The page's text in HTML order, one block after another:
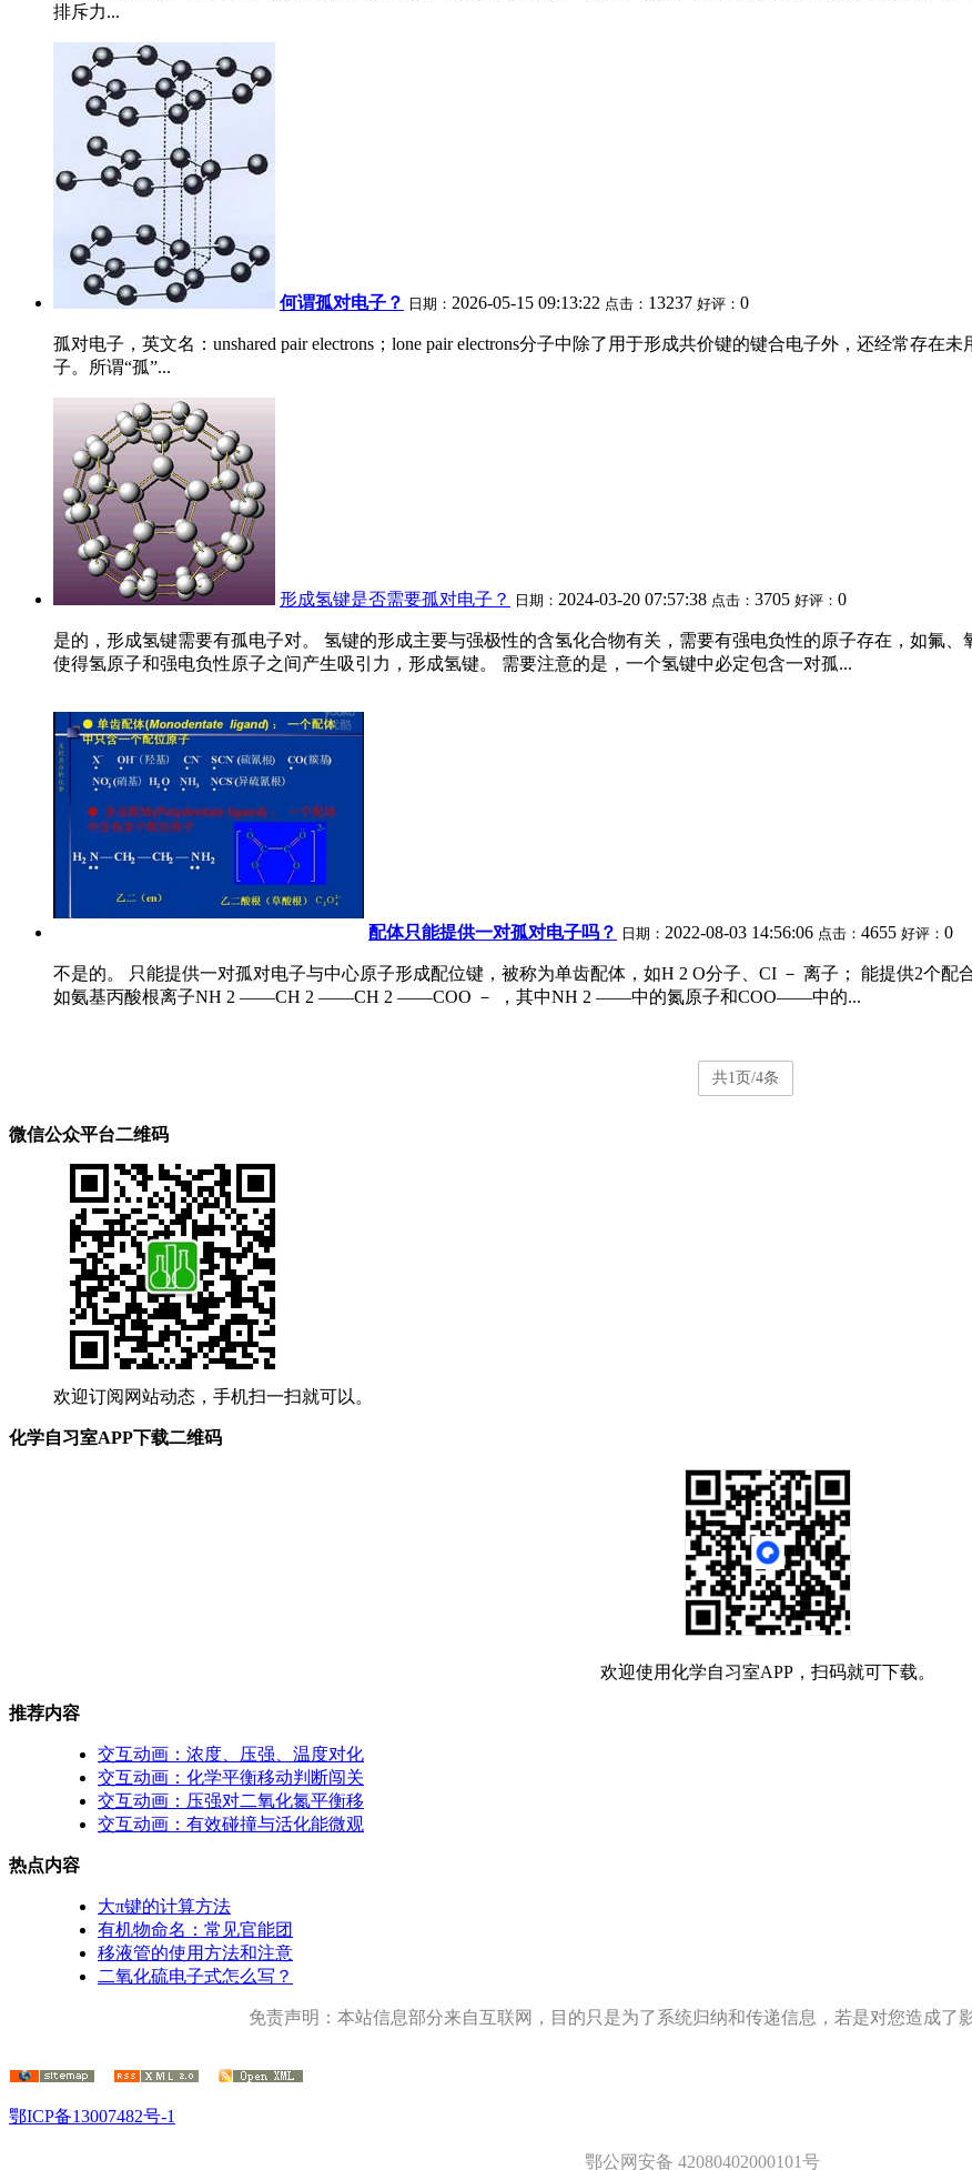
排斥力...
何谓孤对电子？ 日期： 2026-05-15 09:13:22 点击： 13237 好评： 0
孤对电子，英文名：unshared pair electrons；lone pair electrons分子中除了用于形成共价键的键合电子外，还经常存
子。所谓“孤”...
形成氢键是否需要孤对电子？ 日期： 2024-03-20 07:57:38 点击： 3705 好评： 0
是的，形成氢键需要有孤电子对。 氢键的形成主要与强极性的含氢化合物有关，需要有强电负性的原子存在，如氟
使得氢原子和强电负性原子之间产生吸引力，形成氢键。 需要注意的是，一个氢键中必定包含一对孤...
配体只能提供一对孤对电子吗？ 日期： 2022-08-03 14:56:06 点击： 4655 好评： 0
不是的。 只能提供一对孤对电子与中心原子形成配位键，被称为单齿配体，如H 2 O分子、CI － 离子； 能提供2个
如氨基丙酸根离子NH 2 ——CH 2 ——CH 2 ——COO － ，其中NH 2 ——中的氮原子和COO——中的...
共1页/4条
微信公众平台二维码
欢迎订阅网站动态，手机扫一扫就可以。
化学自习室APP下载二维码
欢迎使用化学自习室APP，扫码就可下载。
推荐内容
交互动画：浓度、压强、温度对化
交互动画：化学平衡移动判断闯关
交互动画：压强对二氧化氮平衡移
交互动画：有效碰撞与活化能微观
热点内容
大π键的计算方法
有机物命名：常见官能团
移液管的使用方法和注意
二氧化硫电子式怎么写？
免责声明：本站信息部分来自互联网，目的只是为了系统归纳和传递信息，若是对您造成了
鄂ICP备13007482号-1
鄂公网安备 42080402000101号